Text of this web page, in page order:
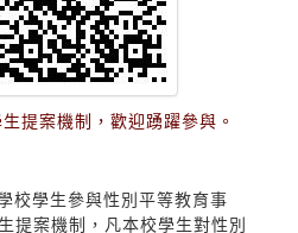
提案機制，歡迎踴躍參與。
校學生參與性別平等教育事
提案機制，凡本校學生對性別